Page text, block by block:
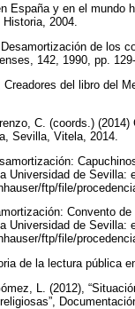
España y en el mundo
Historia, 2004.
de los
142, 1990, pp.
del libro del
C. (coords.)
Sevilla, Vitela, 2014.
Universidad de
ftp/file/
Convento
Universidad de
ftp/file/
de la lectura pública
L. (2012),